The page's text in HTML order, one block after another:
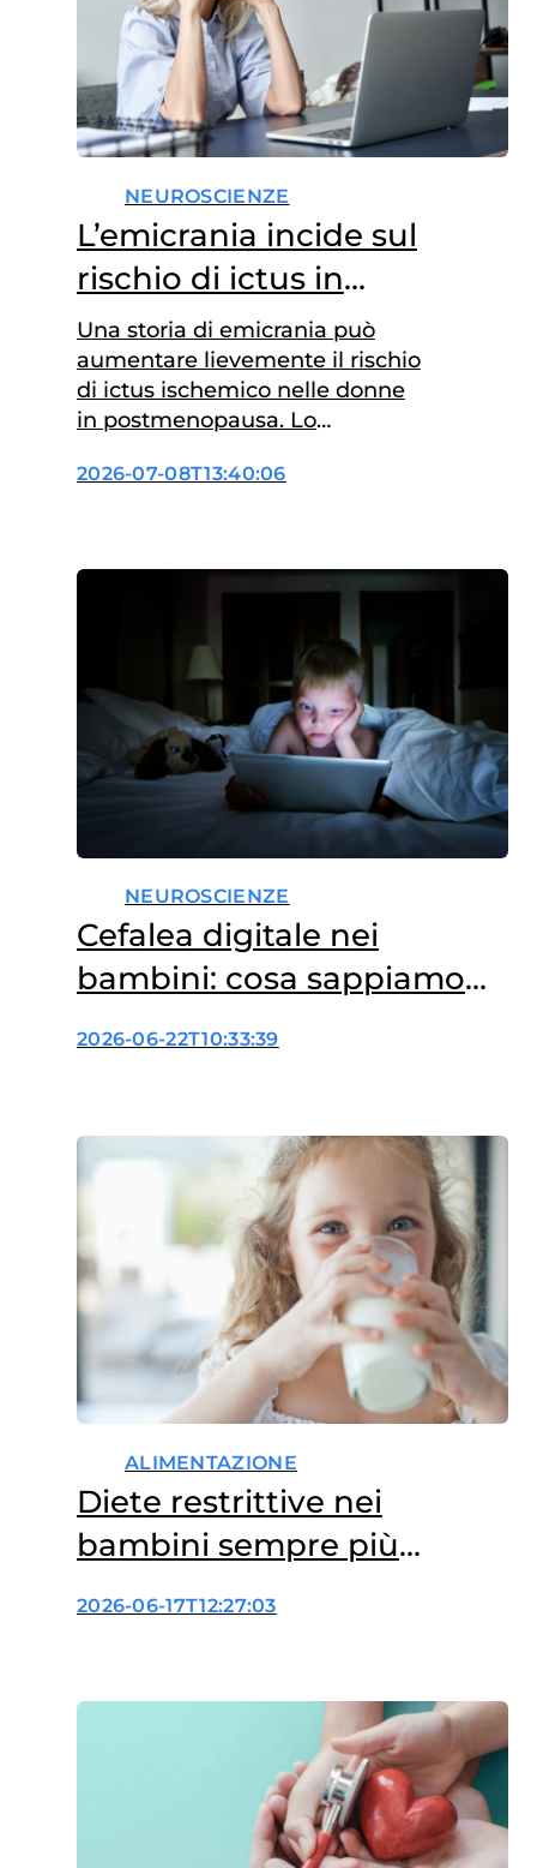
NEUROSCIENZE
L’emicrania incide sul
rischio di ictus in
menopausa?
Una storia di emicrania può
aumentare lievemente il rischio
di ictus ischemico nelle donne
in postmenopausa. Lo
pubblicato di recente sulla
Women’s Health Initiative, un
ampio studio longitudinale
incluso 130.277 donne in
postmenopausa, seguite per un
periodo mediano di…
2026-07-08T13:40:06
NEUROSCIENZE
Cefalea digitale nei
bambini: cosa sappiamo
finora?
2026-06-22T10:33:39
ALIMENTAZIONE
Diete restrittive nei
bambini sempre più
diffuse, anche senza
2026-06-17T12:27:03